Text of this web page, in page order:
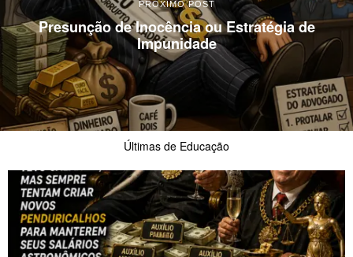
PRÓXIMO POST
Presunção de Inocência ou Estratégia de
Impunidade
Últimas de Educação